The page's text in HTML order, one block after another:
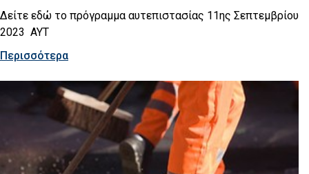
Δείτε εδώ το πρόγραμμα αυτεπιστασίας 11ης Σεπτεμβρίου
2023 AYT
Περισσότερα